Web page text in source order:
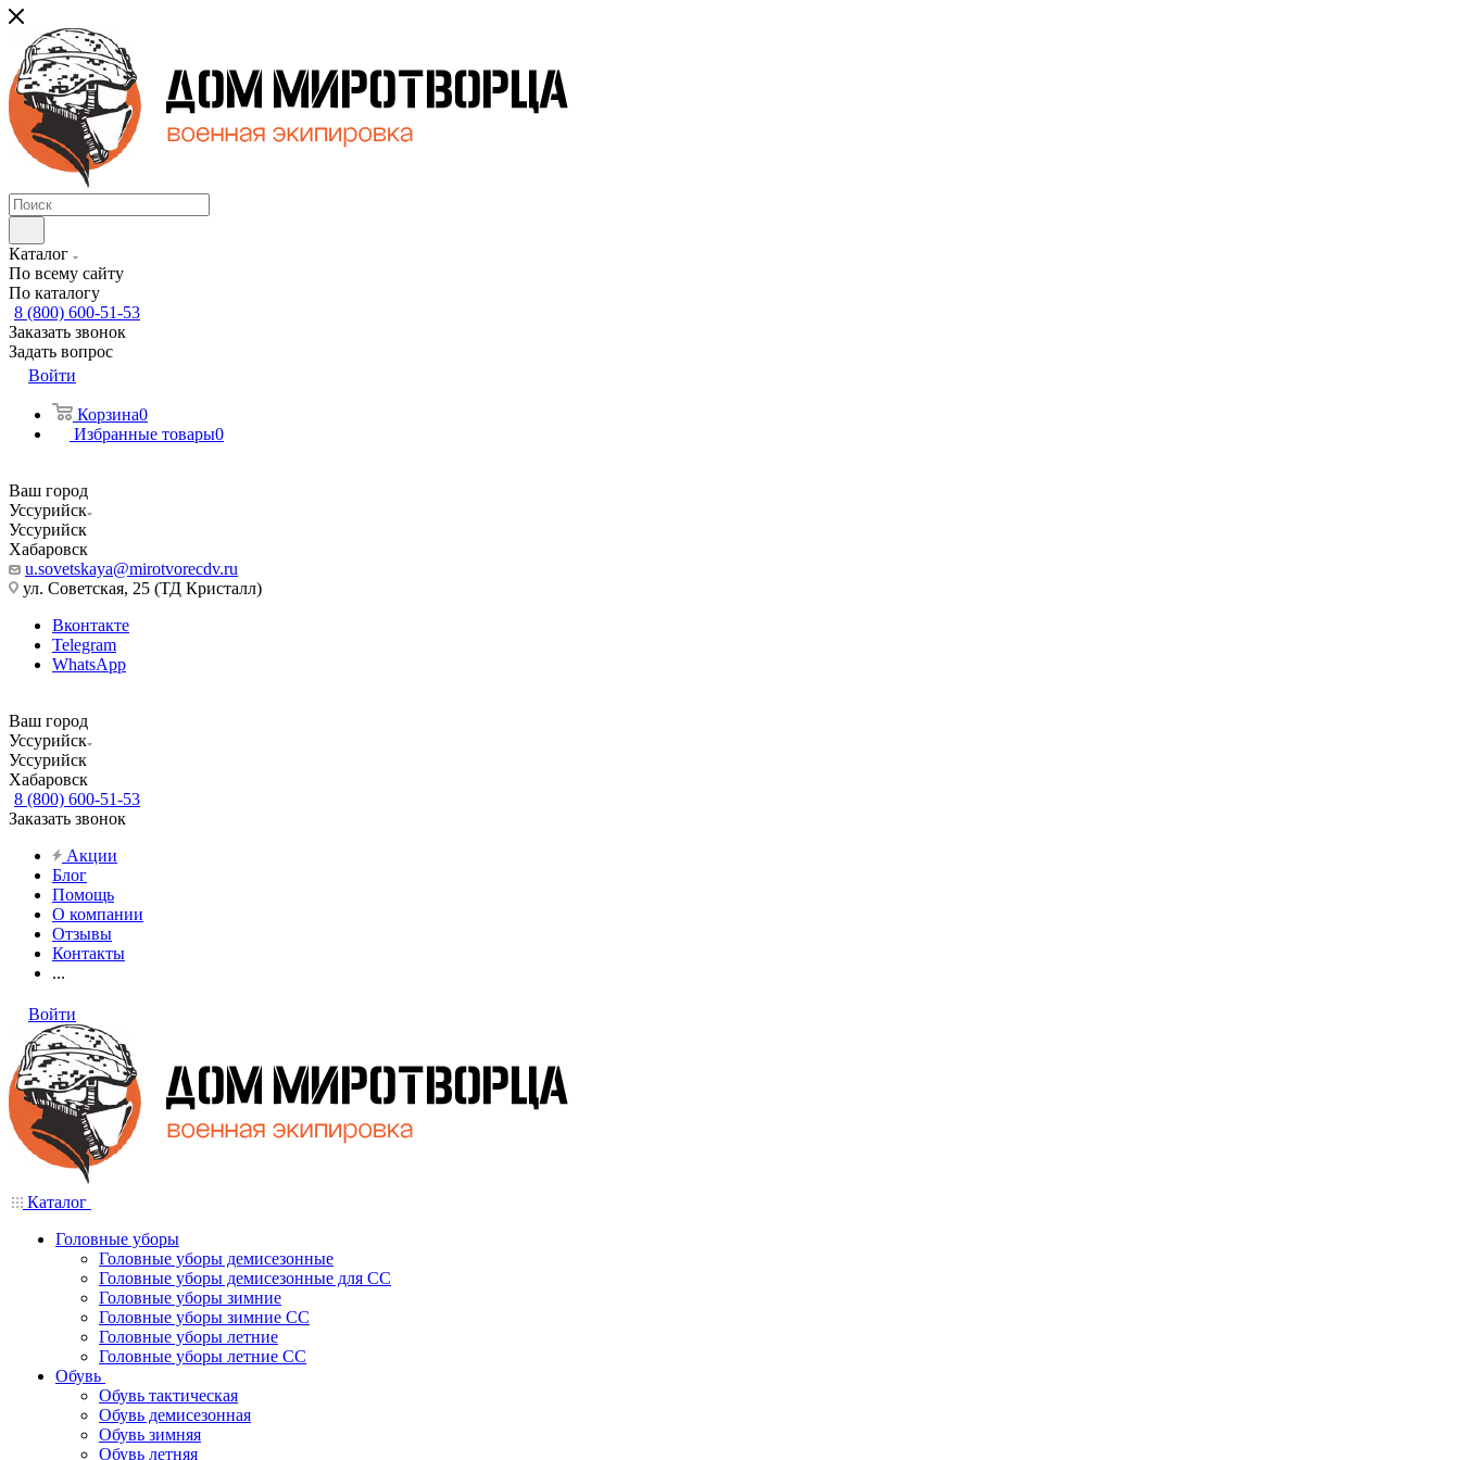
Каталог
По всему сайту
По каталогу
8 (800) 600-51-53
Заказать звонок
Задать вопрос
Войти
Корзина0
Избранные товары0
Ваш город
Уссурийск
Уссурийск
Хабаровск
u.sovetskaya@mirotvorecdv.ru
ул. Советская, 25 (ТД Кристалл)
Вконтакте
Telegram
WhatsApp
Ваш город
Уссурийск
Уссурийск
Хабаровск
8 (800) 600-51-53
Заказать звонок
Акции
Блог
Помощь
О компании
Отзывы
Контакты
...
Войти
Каталог
Головные уборы
Головные уборы демисезонные
Головные уборы демисезонные для СС
Головные уборы зимние
Головные уборы зимние СС
Головные уборы летние
Головные уборы летние СС
Обувь
Обувь тактическая
Обувь демисезонная
Обувь зимняя
Обувь летняя